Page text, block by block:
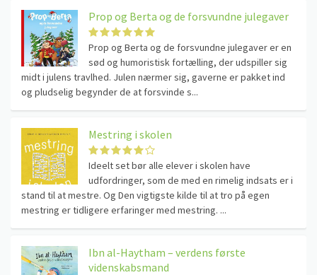
Prop og Berta og de forsvundne julegaver
Prop og Berta og de forsvundne julegaver er en
sød og humoristisk fortælling, der udspiller sig
midt i julens travlhed. Julen nærmer sig, gaverne er pakket ind
og pludselig begynder de at forsvinde s...
Mestring i skolen
Ideelt set bør alle elever i skolen have
udfordringer, som de med en rimelig indsats er i
stand til at mestre. Og Den vigtigste kilde til at tro på egen
mestring er tidligere erfaringer med mestring. ...
Ibn al-Haytham – verdens første
videnskabsmand